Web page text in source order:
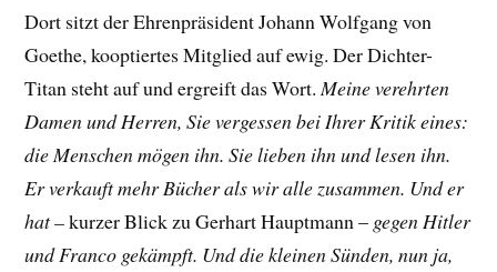
Dort sitzt der Ehrenpräsident Johann Wolfgang von
Goethe, kooptiertes Mitglied auf ewig. Der Dichter-
Titan steht auf und ergreift das Wort. Meine verehrten
Damen und Herren, Sie vergessen bei Ihrer Kritik eines:
die Menschen mögen ihn. Sie lieben ihn und lesen ihn.
Er verkauft mehr Bücher als wir alle zusammen. Und er
hat –kurzer Blick zu Gerhart Hauptmann – gegen Hitler
und Franco gekämpft. Und die kleinen Sünden, nun ja,